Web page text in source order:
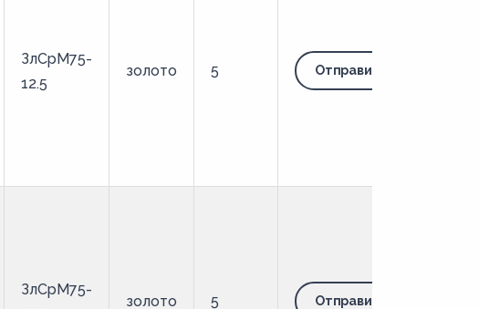
ЗлСрМ75-
12.5
золото 5 Отправить запрос
ЗлСрМ75-
золото 5 Отправить запрос